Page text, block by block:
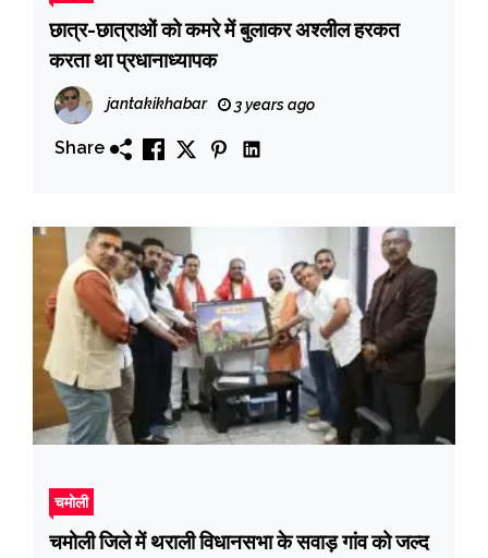
छात्र-छात्राओं को कमरे में बुलाकर अश्लील हरकत
करता था प्रधानाध्यापक
jantakikhabar 3 years ago
Share
चमोली
चमोली जिले में थराली विधानसभा के सवाड़ गांव को जल्द